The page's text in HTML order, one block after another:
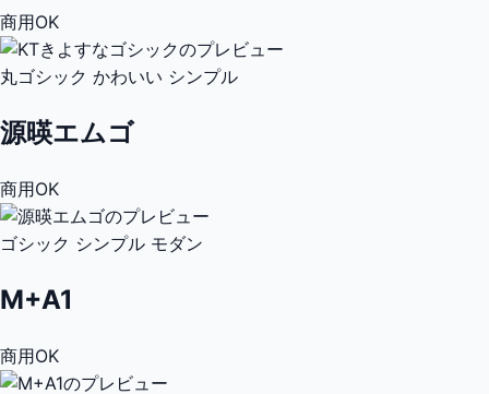
商用OK
丸ゴシック かわいい シンプル
源暎エムゴ
商用OK
ゴシック シンプル モダン
M+A1
商用OK